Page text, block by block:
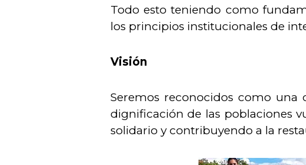
Todo esto teniendo como
los principios institucionales de
Visión
Seremos reconocidos como
dignificación de las poblaciones
solidario y contribuyendo a la